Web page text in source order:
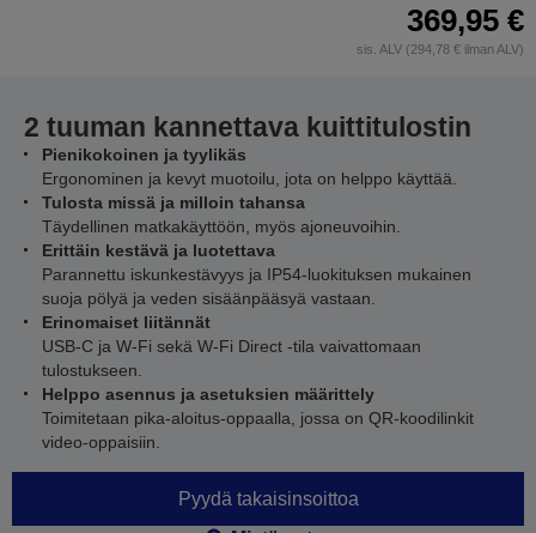
369,95 €
sis. ALV (294,78 € ilman ALV)
2 tuuman kannettava kuittitulostin
Pienikokoinen ja tyylikäs
Ergonominen ja kevyt muotoilu, jota on helppo käyttää.
Tulosta missä ja milloin tahansa
Täydellinen matkakäyttöön, myös ajoneuvoihin.
Erittäin kestävä ja luotettava
Parannettu iskunkestävyys ja IP54-luokituksen mukainen
suoja pölyä ja veden sisäänpääsyä vastaan.
Erinomaiset liitännät
USB-C ja W-Fi sekä W-Fi Direct -tila vaivattomaan
tulostukseen.
Helppo asennus ja asetuksien määrittely
Toimitetaan pika-aloitus-oppaalla, jossa on QR-koodilinkit
video-oppaisiin.
Pyydä takaisinsoittoa